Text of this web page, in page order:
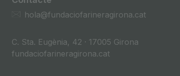
hola@fundaciofarineragirona.cat
C. Sta. Eugènia, 42 · 17005 Girona
fundaciofarineragirona.cat